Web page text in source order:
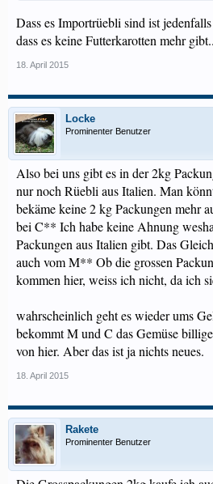
Dass es Importrüebli sind ist
dass es keine Futterkarotten mehr
18. April 2015
Locke
Prominenter Benutzer
Also bei uns gibt es in der 2kg
nur noch Rüebli aus Italien. Man
bekäme keine 2 kg Packungen mehr
bei C** Ich habe keine Ahnung
Packungen aus Italien gibt. Das
auch vom M** Ob die grossen
kommen hier, weiss ich nicht, da ich
wahrscheinlich geht es wieder ums
bekommt M und C das Gemüse
von hier. Aber das ist ja nichts neues.
18. April 2015
Rakete
Prominenter Benutzer